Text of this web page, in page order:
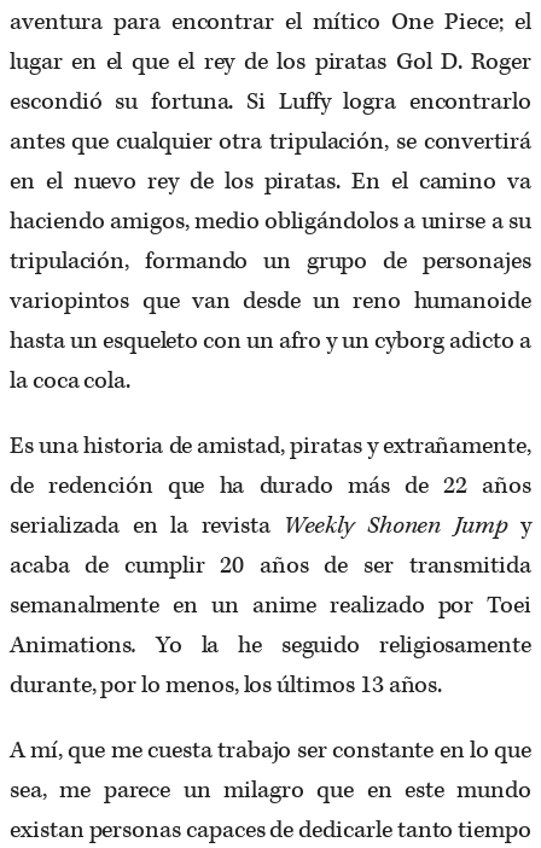
aventura para encontrar el mítico One Piece; el
lugar en el que el rey de los piratas Gol D. Roger
escondió su fortuna. Si Luffy logra encontrarlo
antes que cualquier otra tripulación, se convertirá
en el nuevo rey de los piratas. En el camino va
haciendo amigos, medio obligándolos a unirse a su
tripulación, formando un grupo de personajes
variopintos que van desde un reno humanoide
hasta un esqueleto con un afro y un cyborg adicto a
la coca cola.
Es una historia de amistad, piratas y extrañamente,
de redención que ha durado más de 22 años
serializada en la revista Weekly Shonen Jumpy
acaba de cumplir 20 años de ser transmitida
semanalmente en un anime realizado por Toei
Animations.Yo la he seguido religiosamente
durante, por lo menos, los últimos 13 años.
A mí, que me cuesta trabajo ser constante en lo que
sea, me parece un milagro que en este mundo
existan personas capaces de dedicarle tanto tiempo